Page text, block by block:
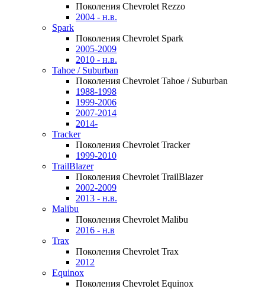
Поколения Chevrolet Rezzo
2004 - н.в.
Spark
Поколения Chevrolet Spark
2005-2009
2010 - н.в.
Tahoe / Suburban
Поколения Chevrolet Tahoe / Suburban
1988-1998
1999-2006
2007-2014
2014-
Tracker
Поколения Chevrolet Tracker
1999-2010
TrailBlazer
Поколения Chevrolet TrailBlazer
2002-2009
2013 - н.в.
Malibu
Поколения Chevrolet Malibu
2016 - н.в
Trax
Поколения Chevrolet Trax
2012
Equinox
Поколения Chevrolet Equinox